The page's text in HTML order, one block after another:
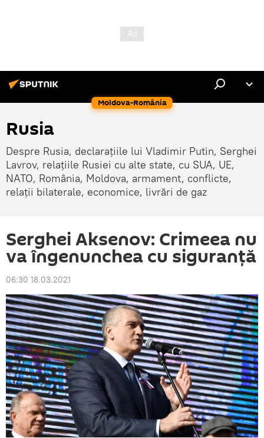
Moldova-România
Rusia
Despre Rusia, declarațiile lui Vladimir Putin, Serghei
Lavrov, relațiile Rusiei cu alte state, cu SUA, UE,
NATO, România, Moldova, armament, conflicte,
relații bilaterale, economice, livrări de gaz
Serghei Aksenov: Crimeea nu
va îngenunchea cu siguranță
06:30 18.03.2021